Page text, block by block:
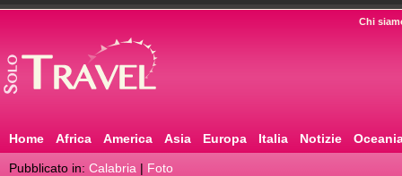
Chi
Home Africa America Asia Europa Italia Notizie
Pubblicato in: Calabria | Foto